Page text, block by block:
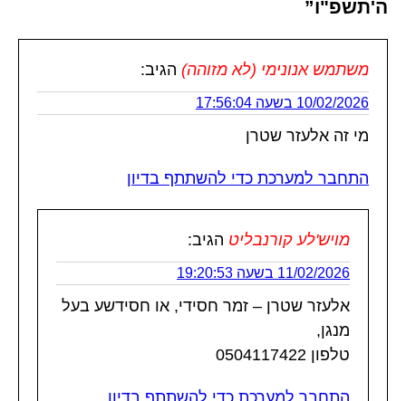
ה'תשפ"ו”
משתמש אנונימי (לא מזוהה) הגיב:
10/02/2026 בשעה 17:56:04
מי זה אלעזר שטרן
התחבר למערכת כדי להשתתף בדיון
מויש'לע קורנבליט הגיב:
11/02/2026 בשעה 19:20:53
אלעזר שטרן – זמר חסידי, או חסידשע בעל
מנגן,
טלפון 0504117422
התחבר למערכת כדי להשתתף בדיון